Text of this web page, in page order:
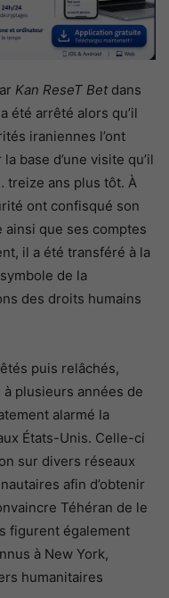
Kan ReseT Bet dans
été arrêté alors qu’il
iraniennes l’ont
base d’une visite qu’il
treize ans plus tôt. À
ont confisqué son
que ses comptes
il a été transféré à la
de la
des droits humains
puis relâchés,
plusieurs années de
alarmé la
États-Unis. Celle-ci
sur divers réseaux
afin d’obtenir
Téhéran de le
figurent également
à New York,
humanitaires